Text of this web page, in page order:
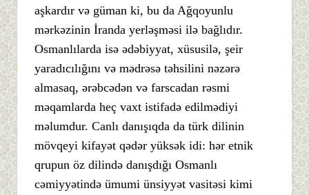
aşkardır və güman ki, bu da Ağqoyunlu
mərkəzinin İranda yerləşməsi ilə bağlıdır.
Osmanlılarda isə ədəbiyyat, xüsusilə, şeir
yaradıcılığını və mədrəsə təhsilini nəzərə
almasaq, ərəbcədən və farscadan rəsmi
məqamlarda heç vaxt istifadə edilmədiyi
məlumdur. Canlı danışıqda da türk dilinin
mövqeyi kifayət qədər yüksək idi: hər etnik
qrupun öz dilində danışdığı Osmanlı
cəmiyyətində ümumi ünsiyyət vasitəsi kimi